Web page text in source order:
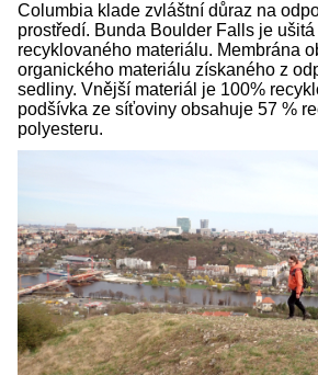
Columbia klade zvláštní důraz na
prostředí. Bunda Boulder Falls je
recyklovaného materiálu. Membrána
organického materiálu získaného z
sedliny. Vnější materiál je 100%
podšívka ze síťoviny obsahuje 57 %
polyesteru.